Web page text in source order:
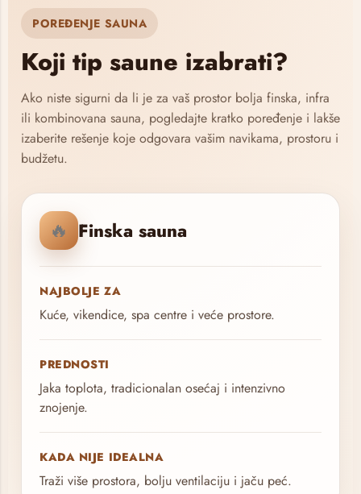
POREĐENJE SAUNA
Koji tip saune izabrati?
Ako niste sigurni da li je za vaš prostor bolja finska, infra
ili kombinovana sauna, pogledajte kratko poređenje i lakše
izaberite rešenje koje odgovara vašim navikama, prostoru i
budžetu.
🔥 Finska sauna
NAJBOLJE ZA
Kuće, vikendice, spa centre i veće prostore.
PREDNOSTI
Jaka toplota, tradicionalan osećaj i intenzivno
znojenje.
KADA NIJE IDEALNA
Traži više prostora, bolju ventilaciju i jaču peć.